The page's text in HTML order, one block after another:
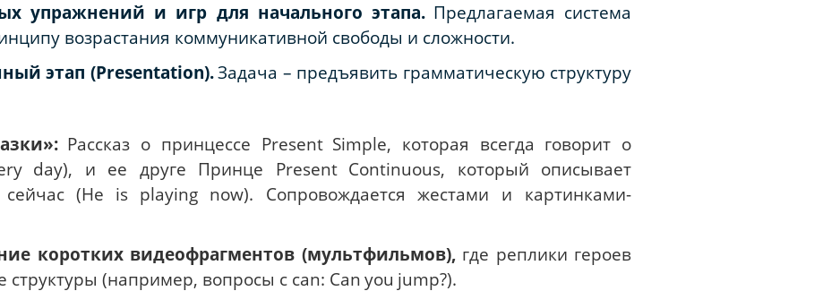
упражнений и игр для начального этапа. Предлагаемая система
возрастания коммуникативной свободы и сложности.
этап (Presentation).Задача – предъявить грамматическую структуру
Рассказ о принцессе Present Simple, которая всегда говорит о
day), и ее друге Принце Present Continuous, который описывает
(He is playing now). Сопровождается жестами и картинками-
коротких видеофрагментов (мультфильмов), где реплики героев
(например, вопросы с can: Can you jump?).